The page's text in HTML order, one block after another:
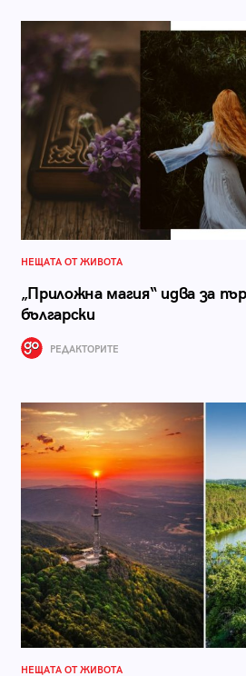
НЕЩАТА ОТ ЖИВОТА
„Приложна магия“ идва за
български
РЕДАКТОРИТЕ
НЕЩАТА ОТ ЖИВОТА